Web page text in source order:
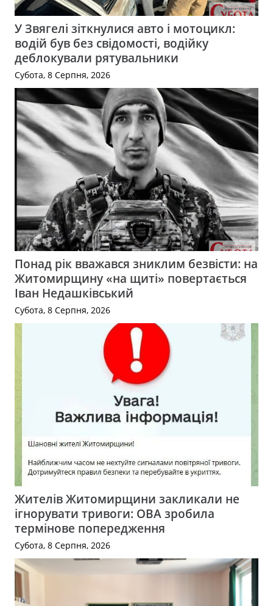
У Звягелі зіткнулися авто і мотоцикл:
водій був без свідомості, водійку
деблокували рятувальники
Субота, 8 Серпня, 2026
Понад рік вважався зниклим безвісти: на
Житомирщину «на щиті» повертається
Іван Недашківський
Субота, 8 Серпня, 2026
Жителів Житомирщини закликали не
ігнорувати тривоги: ОВА зробила
термінове попередження
Субота, 8 Серпня, 2026